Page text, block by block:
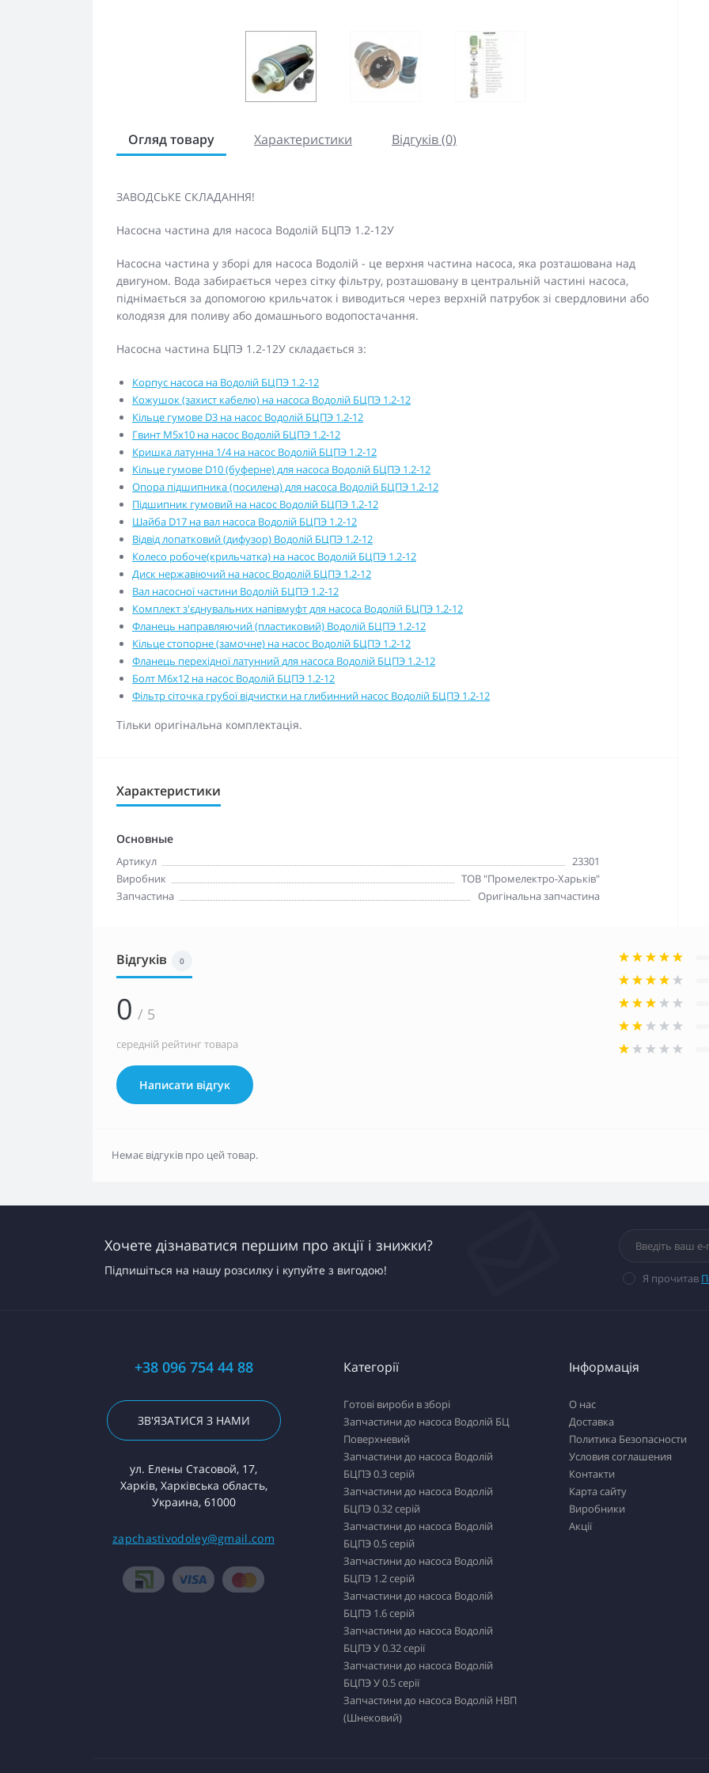
Огляд товару Характеристики Відгуків (0)
ЗАВОДСЬКЕ СКЛАДАННЯ!
Насосна частина для насоса Водолій БЦПЭ 1.2-12У
Насосна частина у зборі для насоса Водолій - це верхня частина насоса, яка розташована над
двигуном. Вода забирається через сітку фільтру, розташовану в центральній частині насоса,
піднімається за допомогою крильчаток і виводиться через верхній патрубок зі свердловини або
колодязя для поливу або домашнього водопостачання.
Насосна частина БЦПЭ 1.2-12У складається з:
Корпус насоса на Водолій БЦПЭ 1.2-12
Кожушок (захист кабелю) на насоса Водолій БЦПЭ 1.2-12
Кільце гумове D3 на насос Водолій БЦПЭ 1.2-12
Гвинт М5х10 на насос Водолій БЦПЭ 1.2-12
Кришка латунна 1/4 на насос Водолій БЦПЭ 1.2-12
Кільце гумове D10 (буферне) для насоса Водолій БЦПЭ 1.2-12
Опора підшипника (посилена) для насоса Водолій БЦПЭ 1.2-12
Підшипник гумовий на насос Водолій БЦПЭ 1.2-12
Шайба D17 на вал насоса Водолій БЦПЭ 1.2-12
Відвід лопатковий (дифузор) Водолій БЦПЭ 1.2-12
Колесо робоче(крильчатка) на насос Водолій БЦПЭ 1.2-12
Диск нержавіючий на насос Водолій БЦПЭ 1.2-12
Вал насосної частини Водолій БЦПЭ 1.2-12
Комплект з'єднувальних напівмуфт для насоса Водолій БЦПЭ 1.2-12
Фланець направляючий (пластиковий) Водолій БЦПЭ 1.2-12
Кільце стопорне (замочне) на насос Водолій БЦПЭ 1.2-12
Фланець перехідної латунний для насоса Водолій БЦПЭ 1.2-12
Болт М6х12 на насос Водолій БЦПЭ 1.2-12
Фільтр сіточка грубої відчистки на глибинний насос Водолій БЦПЭ 1.2-12
Тільки оригінальна комплектація.
Характеристики
Основные
Артикул
23301
Виробник
ТОВ "Промелектро-Харьків"
Запчастина
Оригінальна запчастина
Відгуків 0
0 / 5
середній рейтинг товара
Написати відгук
Немає відгуків про цей товар.
Хочете дізнаватися першим про акції і знижки?
Підпишіться на нашу розсилку і купуйте з вигодою!
Я прочитав
+38 096 754 44 88
ЗВ'ЯЗАТИСЯ З НАМИ
ул. Елены Стасовой, 17,
Харків, Харківська область,
Украина, 61000
zapchastivodoley@gmail.com
Категорії
Готові вироби в зборі
Запчастини до насоса Водолій БЦ
Поверхневий
Запчастини до насоса Водолій
БЦПЭ 0.3 серій
Запчастини до насоса Водолій
БЦПЭ 0.32 серій
Запчастини до насоса Водолій
БЦПЭ 0.5 серій
Запчастини до насоса Водолій
БЦПЭ 1.2 серій
Запчастини до насоса Водолій
БЦПЭ 1.6 серій
Запчастини до насоса Водолій
БЦПЭ У 0.32 серії
Запчастини до насоса Водолій
БЦПЭ У 0.5 серії
Запчастини до насоса Водолій НВП
(Шнековий)
Інформація
О нас
Доставка
Политика Безопасности
Условия соглашения
Контакти
Карта сайту
Виробники
Акції